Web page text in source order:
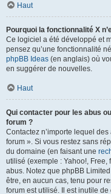
Haut
Pourquoi la fonctionnalité X
Ce logiciel a été développé et
pensez qu’une fonctionnalité
phpBB Ideas (en anglais) où
en suggérer de nouvelles.
Haut
Qui contacter pour les abus
forum ?
Contactez n’importe lequel
forum ». Si vous restez sans
du domaine (en faisant une
utilisé (exemple : Yahoo!,
abus. Notez que phpBB Limited
être, en aucun cas, tenu pour
forum est utilisé. Il est inutile